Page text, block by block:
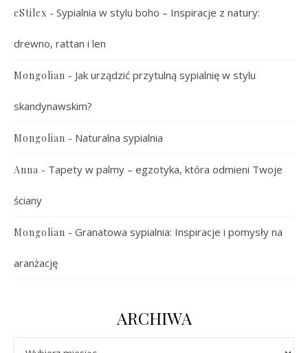
eStilex - Sypialnia w stylu boho – Inspiracje z natury:
drewno, rattan i len
Mongolian - Jak urządzić przytulną sypialnię w stylu
skandynawskim?
Mongolian - Naturalna sypialnia
Anna - Tapety w palmy – egzotyka, która odmieni Twoje
ściany
Mongolian - Granatowa sypialnia: Inspiracje i pomysły na
aranżację
ARCHIWA